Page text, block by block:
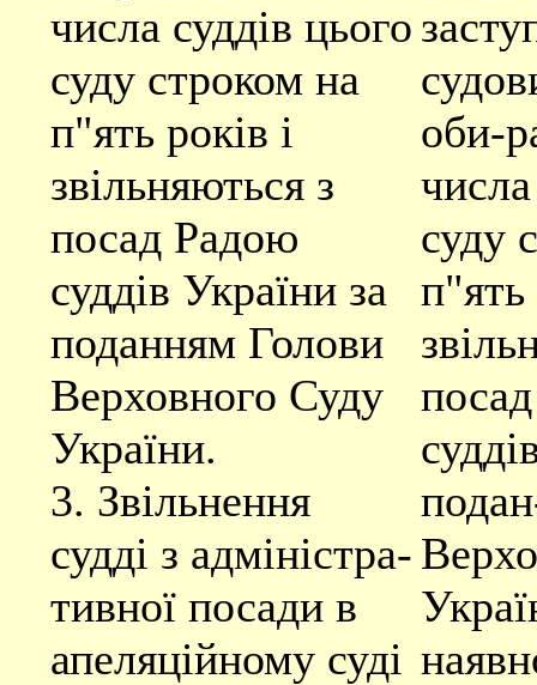
числа суддів цього
суду строком на
п"ять років і
звільняються з
посад Радою
суддів України за
поданням Голови
Верховного Суду
України.
3. Звільнення
судді з адміністра-
тивної посади в
апеляційному суді
оби-
суду
п"ять